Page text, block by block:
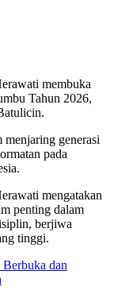
membuka
Tahun 2026,
generasi
pada
mengatakan
penting dalam
berjiwa
tinggi.
dan